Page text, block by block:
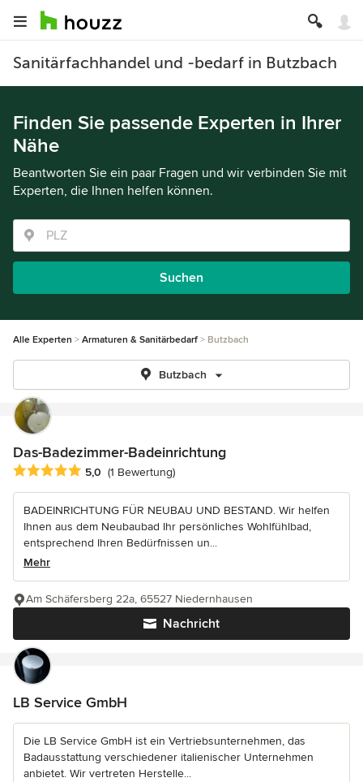
Sanitärfachhandel und -bedarf in Butzbach
Finden Sie passende Experten in Ihrer
Nähe
Beantworten Sie ein paar Fragen und wir verbinden Sie mit
Experten, die Ihnen helfen können.
Suchen
Alle Experten Armaturen & Sanitärbedarf Butzbach
Butzbach
Das-Badezimmer-Badeinrichtung
Durchschnittliche Bewertung: 5 von 5 Sternen
5,0 (1 Bewertung)
BADEINRICHTUNG FÜR NEUBAU UND BESTAND. Wir helfen
Ihnen aus dem Neubaubad Ihr persönliches Wohlfühlbad,
entsprechend Ihren Bedürfnissen un...
Mehr
Nachricht
Am Schäfersberg 22a, 65527 Niedernhausen
LB Service GmbH
Die LB Service GmbH ist ein Vertriebsunternehmen, das
Badausstattung verschiedener italienischer Unternehmen
anbietet. Wir vertreten Herstelle...